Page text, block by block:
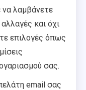
να λαμβάνετε
και όχι
επιλογές όπως
σας.
email σας